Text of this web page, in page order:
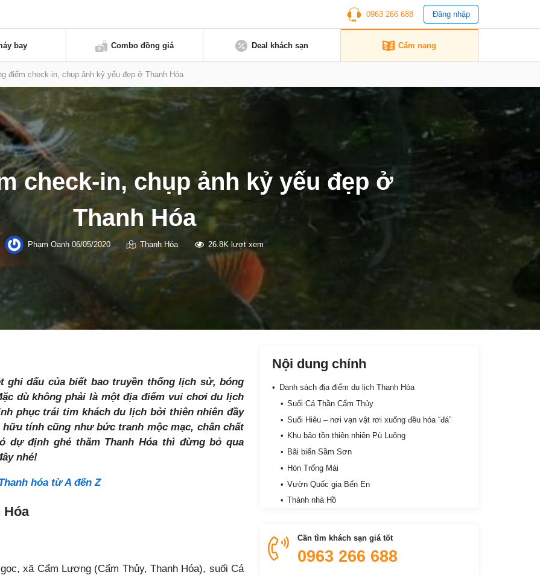
0963 266 688 Đăng nhập
bay Combo đồng giá Deal khách sạn Cẩm nang
điểm check-in, chụp ảnh kỷ yếu đẹp ở Thanh Hóa
check-in, chụp ảnh kỷ yếu đẹp ở
Thanh Hóa
Phạm Oanh06/05/2020 Thanh Hóa 26.8K lượt xem
ghi dấu của biết bao truyền thống lịch sử, bóng
dù không phải là một địa điểm vui chơi du lịch
phục trái tim khách du lịch bởi thiên nhiên đầy
tính cũng như bức tranh mộc mạc, chân chất
dự định ghé thăm Thanh Hóa thì đừng bỏ qua
nhé!
hóa từ A đến Z
Hóa
xã Cẩm Lương (Cẩm Thủy, Thanh Hóa), suối Cá
Nội dung chính
Danh sách địa điểm du lịch Thanh Hóa
Suối Cá Thần Cẩm Thủy
Suối Hiêu – nơi vạn vật rơi xuống đều hóa “đá”
Khu bảo tồn thiên nhiên Pù Luông
Bãi biển Sầm Sơn
Hòn Trống Mái
Vườn Quốc gia Bến En
Thành nhà Hồ
Thác Mây
Kho Mường
Đền Bà Triệu
Cần tìm khách sạn giá tốt
0963 266 688